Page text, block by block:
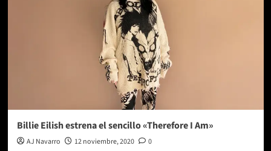
Billie Eilish estrena el sencillo «Therefore I Am»
AJ Navarro 12 noviembre, 2020
0